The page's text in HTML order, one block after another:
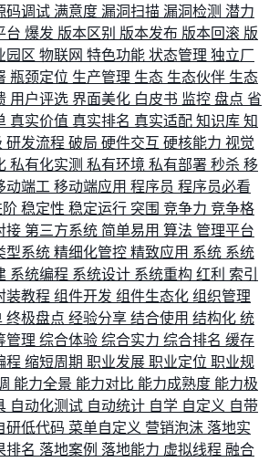
码调试 满意度 漏洞扫描 漏洞检测 潜力
台 爆发 版本区别 版本发布 版本回滚 版
园区 物联网 特色功能 状态管理 独立厂
瓶颈定位 生产管理 生态 生态伙伴 生态
用户评选 界面美化 白皮书 监控 盘点 省
真实价值 真实排名 真实适配 知识库 知
研发流程 破局 硬件交互 硬核能力 视觉
私有化实测 私有环境 私有部署 秒杀 移
动端工 移动端应用 程序员 程序员必看
阶 稳定性 稳定运行 突围 竞争力 竞争格
接 第三方系统 简单易用 算法 管理平台
型系统 精细化管控 精致应用 系统 系统
系统编程 系统设计 系统重构 红利 索引
装教程 组件开发 组件生态化 组织管理
终极盘点 经验分享 结合使用 结构化 统
管理 综合体验 综合实力 综合排名 缓存
程 缩短周期 职业发展 职业定位 职业规
能力全景 能力对比 能力成熟度 能力极
自动化测试 自动统计 自学 自定义 自带
研低代码 菜单自定义 营销泡沫 落地实
排名 落地案例 落地能力 虚拟线程 融合